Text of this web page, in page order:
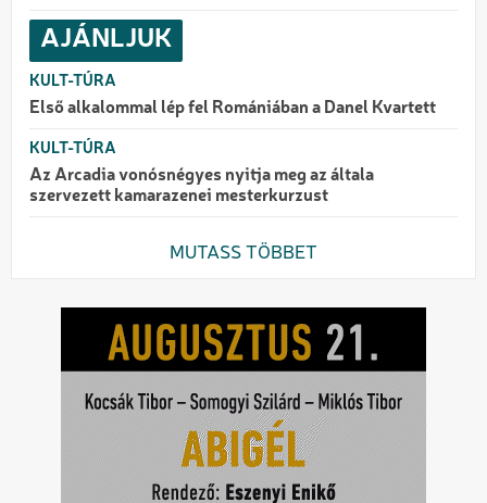
AJÁNLJUK
KULT-TÚRA
Első alkalommal lép fel Romániában a Danel Kvartett
KULT-TÚRA
Az Arcadia vonósnégyes nyitja meg az általa
szervezett kamarazenei mesterkurzust
MUTASS TÖBBET